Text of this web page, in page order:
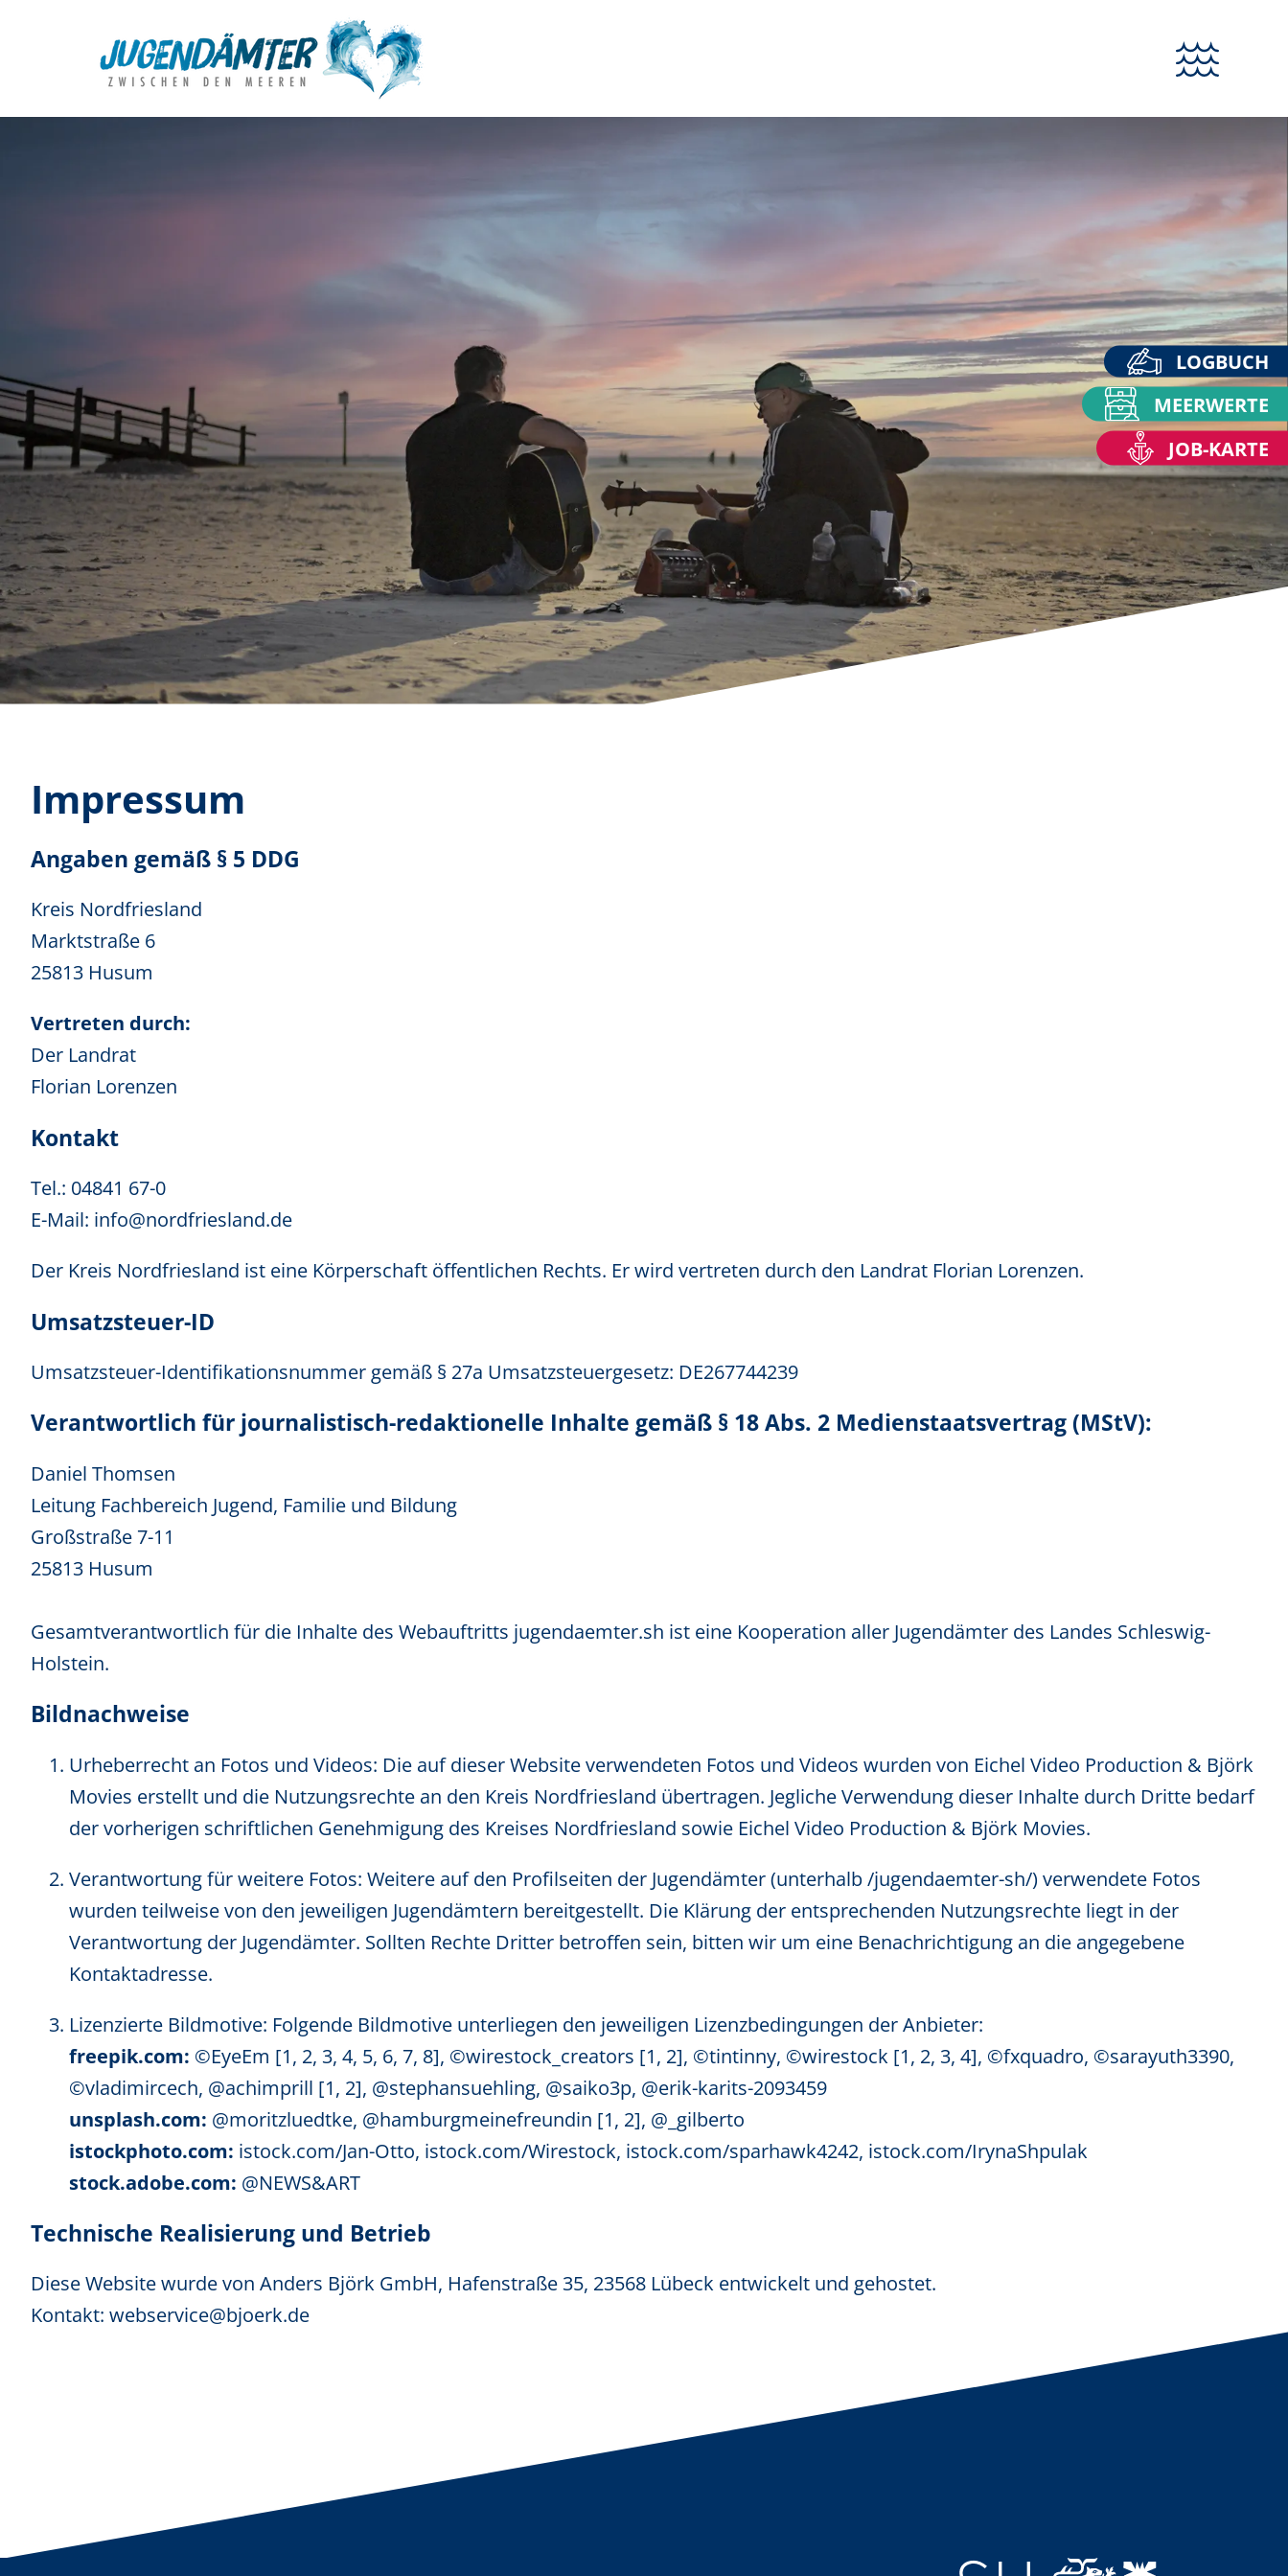
LOGBUCH
MEERWERTE
JOB-KARTE
Impressum
Angaben gemäß § 5 DDG
Kreis Nordfriesland
Marktstraße 6
25813 Husum
Vertreten durch:
Der Landrat
Florian Lorenzen
Kontakt
Tel.: 04841 67-0
E-Mail: info@nordfriesland.de
Der Kreis Nordfriesland ist eine Körperschaft öffentlichen Rechts. Er wird vertreten durch den Landrat Florian Lorenzen.
Umsatzsteuer-ID
Umsatzsteuer-Identifikationsnummer gemäß § 27a Umsatzsteuergesetz: DE267744239
Verantwortlich für journalistisch-redaktionelle Inhalte gemäß § 18 Abs. 2 Medienstaatsvertrag (MStV):
Daniel Thomsen
Leitung Fachbereich Jugend, Familie und Bildung
Großstraße 7-11
25813 Husum
Gesamtverantwortlich für die Inhalte des Webauftritts jugendaemter.sh ist eine Kooperation aller Jugendämter des Landes Schleswig-
Holstein.
Bildnachweise
Urheberrecht an Fotos und Videos: Die auf dieser Website verwendeten Fotos und Videos wurden von Eichel Video Production & Björk
Movies erstellt und die Nutzungsrechte an den Kreis Nordfriesland übertragen. Jegliche Verwendung dieser Inhalte durch Dritte bedarf
der vorherigen schriftlichen Genehmigung des Kreises Nordfriesland sowie Eichel Video Production & Björk Movies.
Verantwortung für weitere Fotos: Weitere auf den Profilseiten der Jugendämter (unterhalb /jugendaemter-sh/) verwendete Fotos
wurden teilweise von den jeweiligen Jugendämtern bereitgestellt. Die Klärung der entsprechenden Nutzungsrechte liegt in der
Verantwortung der Jugendämter. Sollten Rechte Dritter betroffen sein, bitten wir um eine Benachrichtigung an die angegebene
Kontaktadresse.
Lizenzierte Bildmotive: Folgende Bildmotive unterliegen den jeweiligen Lizenzbedingungen der Anbieter:
freepik.com: ©EyeEm [1, 2, 3, 4, 5, 6, 7, 8], ©wirestock_creators [1, 2], ©tintinny, ©wirestock [1, 2, 3, 4], ©fxquadro, ©sarayuth3390,
©vladimircech, @achimprill [1, 2], @stephansuehling, @saiko3p, @erik-karits-2093459
unsplash.com: @moritzluedtke, @hamburgmeinefreundin [1, 2], @_gilberto
istockphoto.com: istock.com/Jan-Otto, istock.com/Wirestock, istock.com/sparhawk4242, istock.com/IrynaShpulak
stock.adobe.com: @NEWS&ART
Technische Realisierung und Betrieb
Diese Website wurde von Anders Björk GmbH, Hafenstraße 35, 23568 Lübeck entwickelt und gehostet.
Kontakt: webservice@bjoerk.de